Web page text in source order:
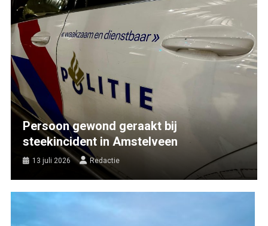
Persoon gewond geraakt bij
steekincident in Amstelveen
13 juli 2026 Redactie